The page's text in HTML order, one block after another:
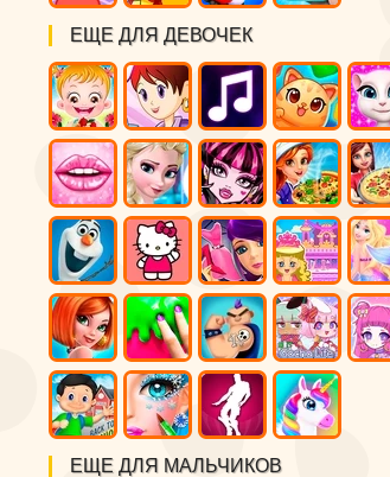
ЕЩЕ ДЛЯ ДЕВОЧЕК
ЕЩЕ ДЛЯ МАЛЬЧИКОВ